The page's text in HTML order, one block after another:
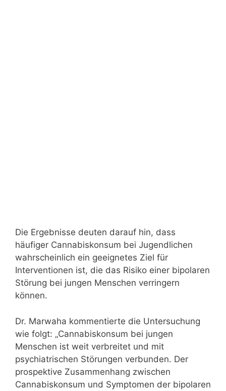
Die Ergebnisse deuten darauf hin, dass
häufiger Cannabiskonsum bei Jugendlichen
wahrscheinlich ein geeignetes Ziel für
Interventionen ist, die das Risiko einer bipolaren
Störung bei jungen Menschen verringern
können.
Dr. Marwaha kommentierte die Untersuchung
wie folgt: „Cannabiskonsum bei jungen
Menschen ist weit verbreitet und mit
psychiatrischen Störungen verbunden. Der
prospektive Zusammenhang zwischen
Cannabiskonsum und Symptomen der bipolaren